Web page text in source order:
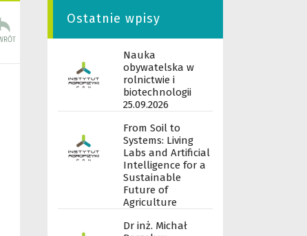
Ostatnie wpisy
Nauka
obywatelska w
rolnictwie i
biotechnologii
25.09.2026
From Soil to
Systems: Living
Labs and Artificial
Intelligence for a
Sustainable
Future of
Agriculture
Dr inż. Michał